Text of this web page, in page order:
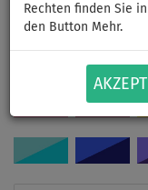
Rechten finden Sie
den Button Mehr.